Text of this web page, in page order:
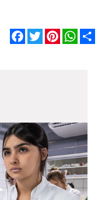
Facebook
TwitterPinterest